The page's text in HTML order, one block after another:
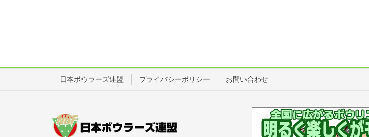
日本ボウラーズ連盟 プライバシーポリシー お問い合わせ